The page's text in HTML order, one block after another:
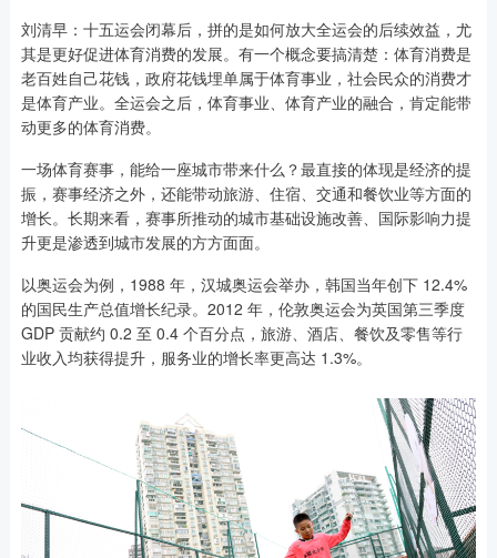
刘清早：十五运会闭幕后，拼的是如何放大全运会的后续效益，尤
其是更好促进体育消费的发展。有一个概念要搞清楚：体育消费是
老百姓自己花钱，政府花钱埋单属于体育事业，社会民众的消费才
是体育产业。全运会之后，体育事业、体育产业的融合，肯定能带
动更多的体育消费。
一场体育赛事，能给一座城市带来什么？最直接的体现是经济的提
振，赛事经济之外，还能带动旅游、住宿、交通和餐饮业等方面的
增长。长期来看，赛事所推动的城市基础设施改善、国际影响力提
升更是渗透到城市发展的方方面面。
以奥运会为例，1988 年，汉城奥运会举办，韩国当年创下 12.4%
的国民生产总值增长纪录。2012 年，伦敦奥运会为英国第三季度
GDP 贡献约 0.2 至 0.4 个百分点，旅游、酒店、餐饮及零售等行
业收入均获得提升，服务业的增长率更高达 1.3%。